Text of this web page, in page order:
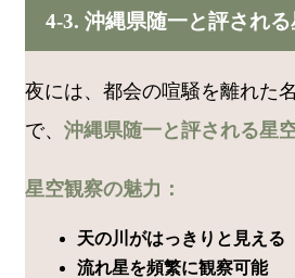
4-3. 沖縄県随一と評され
夜には、都会の喧騒を離れた
で、 沖縄県随一と評される星
星空観察の魅力：
天の川がはっきりと見える
流れ星を頻繁に観察可能